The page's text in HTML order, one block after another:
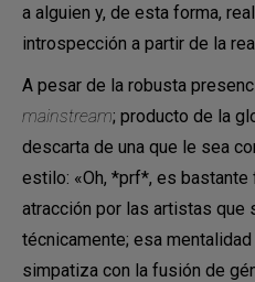
a alguien y, de esta forma,
introspección a partir de la
A pesar de la robusta
mainstream; producto de la
descarta de una que le sea
estilo: «Oh, *prf*, es bastante
atracción por las artistas que
técnicamente; esa
simpatiza con la fusión de